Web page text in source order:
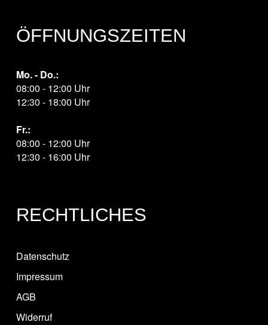
ÖFFNUNGSZEITEN
Mo. - Do.:
08:00 - 12:00 Uhr
12:30 - 18:00 Uhr
Fr.:
08:00 - 12:00 Uhr
12:30 - 16:00 Uhr
RECHTLICHES
Datenschutz
Impressum
AGB
Widerruf